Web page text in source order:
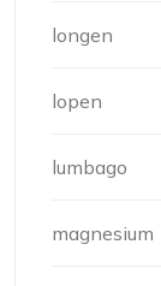
longen
lopen
lumbago
magnesium